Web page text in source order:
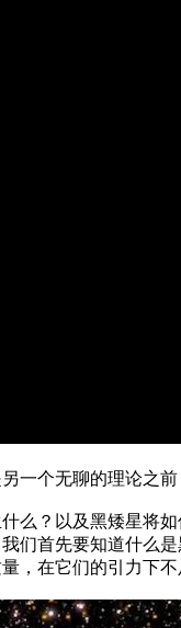
一个无聊的理论之
么？以及黑矮星将
们首先要知道什么
，在它们的引力下